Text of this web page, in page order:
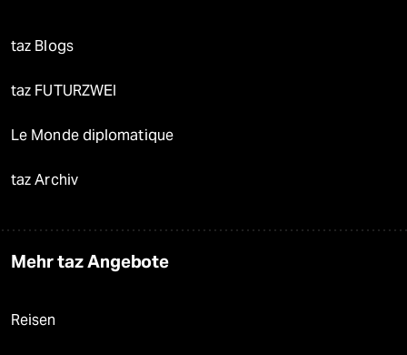
taz Blogs
taz FUTURZWEI
Le Monde diplomatique
taz Archiv
Mehr taz Angebote
Reisen